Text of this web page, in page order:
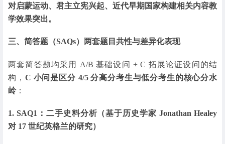
对启蒙运动、君主立宪兴起、近代早期国家构建相关内容教
学效果突出。
三、简答题（SAQs）两套题目共性与差异化表现
两套简答题均采用 A/B 基础设问 + C 拓展论证设问的结
构， C 小问是区分 4/5 分高分考生与低分考生的核心分水
岭：
1. SAQ1：二手史料分析（基于历史学家 Jonathan Healey
对 17 世纪英格兰的研究）